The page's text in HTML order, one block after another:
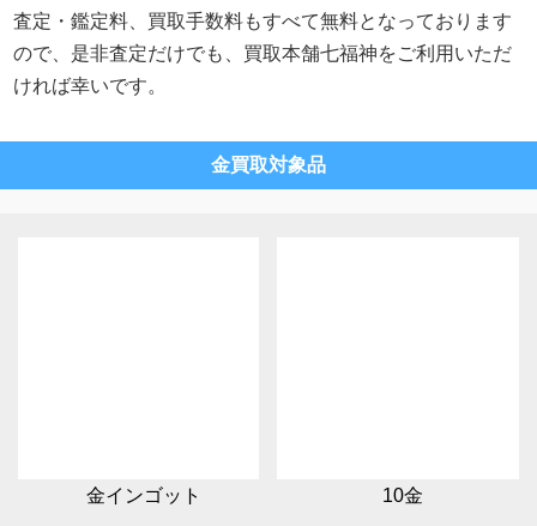
査定・鑑定料、買取手数料もすべて無料となっております
ので、是非査定だけでも、買取本舗七福神をご利用いただ
ければ幸いです。
金買取対象品
金インゴット 10金